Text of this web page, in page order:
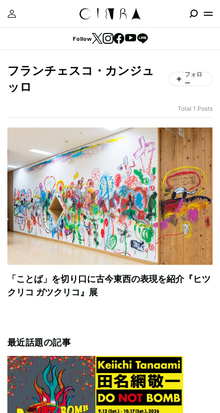
Follow
フランチェスコ・カンジュ
ッロ
フォロ
ー
Total 1 Posts
「ことば」を切り口に古今東西の表現を紹介『ヒツ
クリコ ガツクリコ』展
最近話題の記事